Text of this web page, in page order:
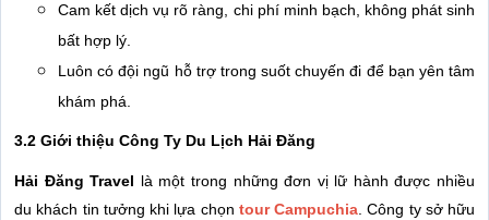
Cam kết dịch vụ rõ ràng, chi phí minh bạch, không phát sinh
bất hợp lý.
Luôn có đội ngũ hỗ trợ trong suốt chuyến đi để bạn yên tâm
khám phá.
3.2 Giới thiệu Công Ty Du Lịch Hải Đăng
Hải Đăng Travel là một trong những đơn vị lữ hành được nhiều
du khách tin tưởng khi lựa chọn tour Campuchia . Công ty sở hữu